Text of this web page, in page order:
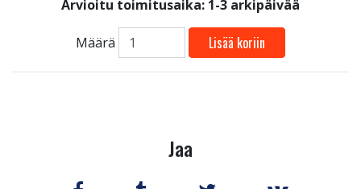
Arvioitu toimitusaika: 1-3 arkipäivää
Määrä Lisää koriin
Jaa